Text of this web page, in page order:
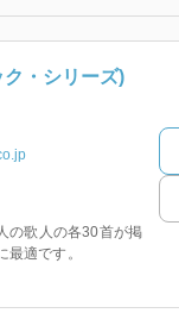
・シリーズ)
の歌人の各30首が掲
適です。